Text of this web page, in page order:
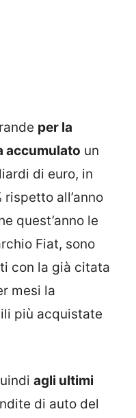
per la
accumulato un
di euro, in
rispetto all’anno
quest’anno le
Fiat, sono
con la già citata
mesi la
più acquistate
agli ultimi
di auto del